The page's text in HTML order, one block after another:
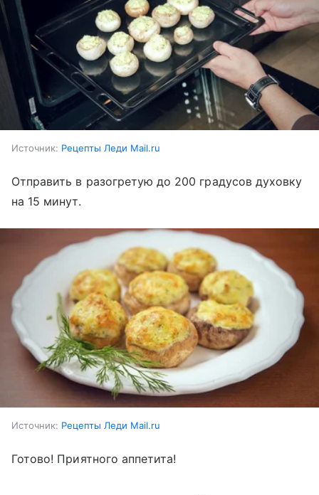
Источник: Рецепты Леди Mail.ru
Отправить в разогретую до 200 градусов духовку
на 15 минут.
Источник: Рецепты Леди Mail.ru
Готово! Приятного аппетита!